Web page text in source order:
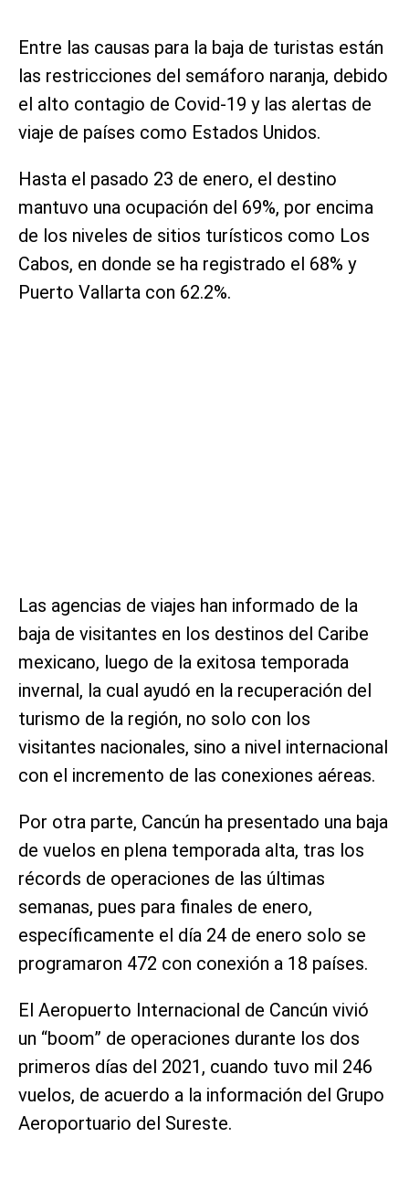
Entre las causas para la baja de turistas están
las restricciones del semáforo naranja, debido
el alto contagio de Covid-19 y las alertas de
viaje de países como Estados Unidos.
Hasta el pasado 23 de enero, el destino
mantuvo una ocupación del 69%, por encima
de los niveles de sitios turísticos como Los
Cabos, en donde se ha registrado el 68% y
Puerto Vallarta con 62.2%.
Las agencias de viajes han informado de la
baja de visitantes en los destinos del Caribe
mexicano, luego de la exitosa temporada
invernal, la cual ayudó en la recuperación del
turismo de la región, no solo con los
visitantes nacionales, sino a nivel internacional
con el incremento de las conexiones aéreas.
Por otra parte, Cancún ha presentado una baja
de vuelos en plena temporada alta, tras los
récords de operaciones de las últimas
semanas, pues para finales de enero,
específicamente el día 24 de enero solo se
programaron 472 con conexión a 18 países.
El Aeropuerto Internacional de Cancún vivió
un “boom” de operaciones durante los dos
primeros días del 2021, cuando tuvo mil 246
vuelos, de acuerdo a la información del Grupo
Aeroportuario del Sureste.